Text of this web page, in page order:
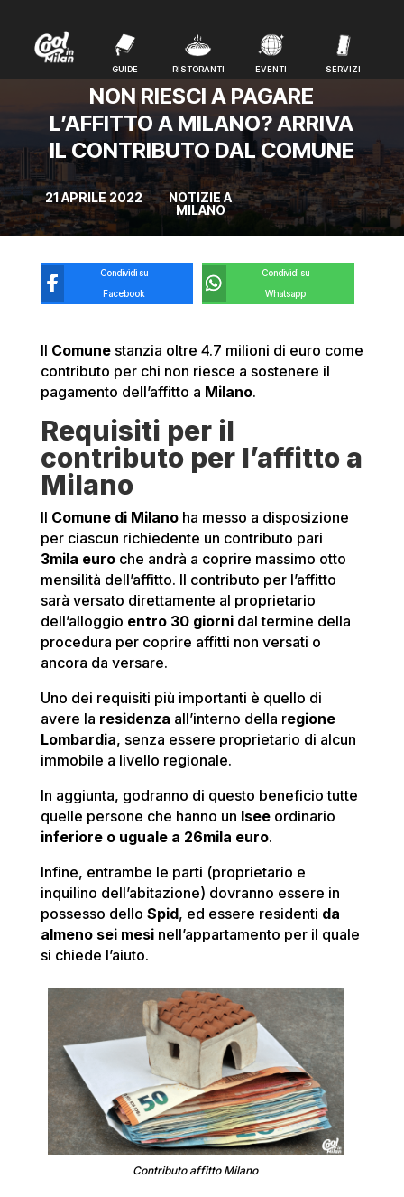
GUIDE RISTORANTI EVENTI SERVIZI
GUIDE RISTORANTI EVENTI SERVIZI
NON RIESCI A PAGARE
L’AFFITTO A MILANO? ARRIVA
IL CONTRIBUTO DAL COMUNE
21 APRILE 2022
NOTIZIE A
MILANO
Condividi su
Facebook
Condividi su
Whatsapp
Il Comunestanzia oltre 4.7 milioni di euro come
contributo per chi non riesce a sostenere il
pagamento dell’affitto a Milano.
Requisiti per il
contributo per l’affitto a
Milano
Il Comune di Milanoha messo a disposizione
per ciascun richiedente un contributo pari
3mila euroche andrà a coprire massimo otto
mensilità dell’affitto. Il contributo per l’affitto
sarà versato direttamente al proprietario
dell’alloggio entro 30 giornidal termine della
procedura per coprire affitti non versati o
ancora da versare.
Uno dei requisiti più importanti è quello di
avere la residenza all’interno della regione
Lombardia, senza essere proprietario di alcun
immobile a livello regionale.
In aggiunta, godranno di questo beneficio tutte
quelle persone che hanno un Iseeordinario
inferiore o uguale a 26mila euro.
Infine, entrambe le parti (proprietario e
inquilino dell’abitazione) dovranno essere in
possesso dello Spid, ed essere residenti da
almeno sei mesinell’appartamento per il quale
si chiede l’aiuto.
Contributo affitto Milano